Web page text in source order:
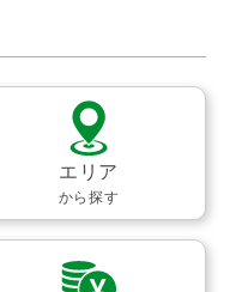
エリア
から探す